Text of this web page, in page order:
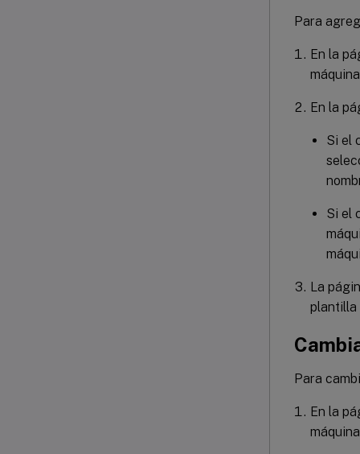
Para
En la
En la
Si el
Si el
La
plantilla
Para
En la